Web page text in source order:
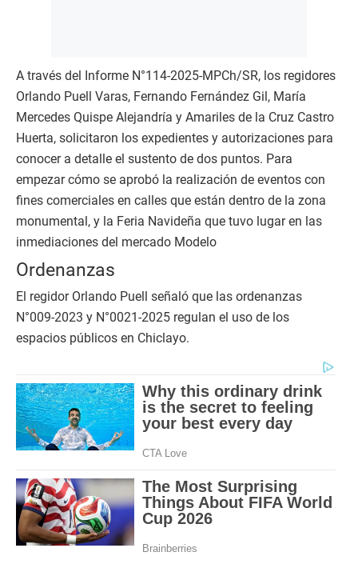
A través del Informe N°114-2025-MPCh/SR, los regidores
Orlando Puell Varas, Fernando Fernández Gil, María
Mercedes Quispe Alejandría y Amariles de la Cruz Castro
Huerta, solicitaron los expedientes y autorizaciones para
conocer a detalle el sustento de dos puntos. Para
empezar cómo se aprobó la realización de eventos con
fines comerciales en calles que están dentro de la zona
monumental, y la Feria Navideña que tuvo lugar en las
inmediaciones del mercado Modelo
Ordenanzas
El regidor Orlando Puell señaló que las ordenanzas
N°009-2023 y N°0021-2025 regulan el uso de los
espacios públicos en Chiclayo.